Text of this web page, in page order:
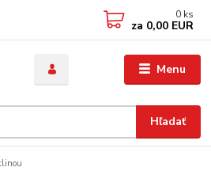
Menu
Hľadať
0 ks
za 0,00 EUR